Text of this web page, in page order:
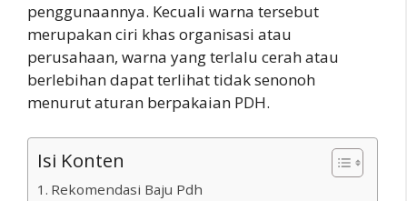
penggunaannya. Kecuali warna tersebut
merupakan ciri khas organisasi atau
perusahaan, warna yang terlalu cerah atau
berlebihan dapat terlihat tidak senonoh
menurut aturan berpakaian PDH.
Isi Konten
Rekomendasi Baju Pdh